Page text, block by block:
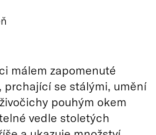
málem zapomenuté
prchající se stálými, umění
pouhým okem
vedle stoletých